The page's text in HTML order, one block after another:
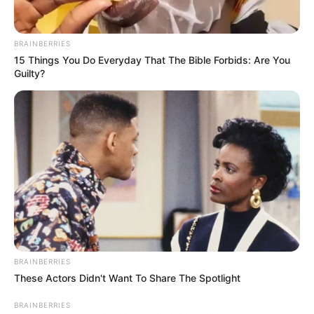
Le puede interesar: Trancones no terminarán: Regiotram
del Norte sería enterrado por drástica medida
BRAINBERRIES
15 Things You Do Everyday That The Bible Forbids: Are You
Guilty?
BRAINBERRIES
These Actors Didn't Want To Share The Spotlight
BRAINBERRIES